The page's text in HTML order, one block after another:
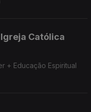
Católica
+ Educação Espiritual